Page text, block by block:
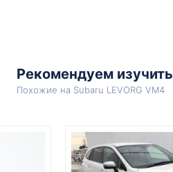
Рекомендуем изучить
Похожие на Subaru LEVORG VM4